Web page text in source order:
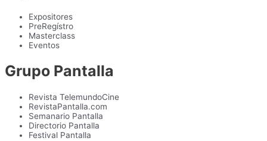
Expositores
PreRegístro
Masterclass
Eventos
Grupo Pantalla
Revista TelemundoCine
RevistaPantalla.com
Semanario Pantalla
Directorio Pantalla
Festival Pantalla